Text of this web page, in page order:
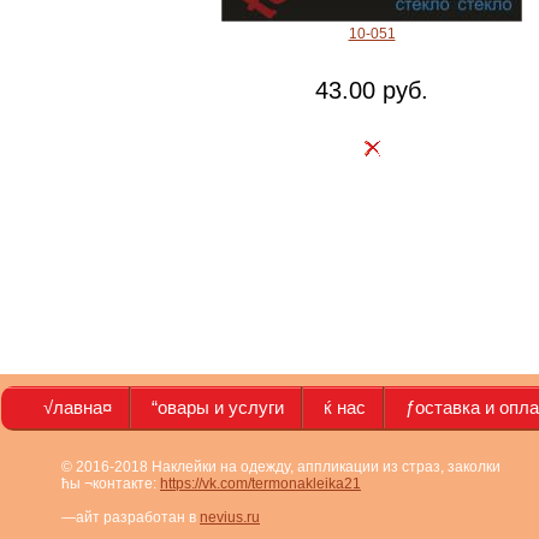
10-051
43.00 руб.
√лавна¤ “овары и услуги ќ нас ƒоставка и
© 2016-2018 Наклейки на одежду, аппликации из страз, заколки
ћы ¬контакте: https://vk.com/termonakleika21
—айт разработан в nevius.ru